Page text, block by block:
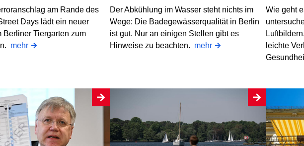
am Rande des
Days lädt ein neuer
Berliner Tiergarten zum
mehr
Der Abkühlung im Wasser steht nichts im
Wege: Die Badegewässerqualität in Berlin
ist gut. Nur an einigen Stellen gibt es
Hinweise zu beachten. mehr
Wie geht
leichte